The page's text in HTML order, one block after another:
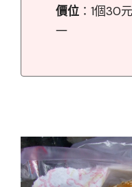
價位 ：1個30
一